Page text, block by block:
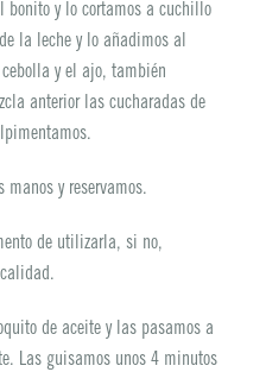
bonito y lo cortamos a cuchillo
la leche y lo añadimos al
y el ajo, también
anterior las cucharadas de
y reservamos.
de utilizarla, si no,
de aceite y las pasamos a
Las guisamos unos 4 minutos